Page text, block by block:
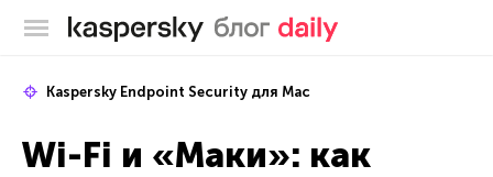
Блог Касперского
Kaspersky Endpoint Security для Mac
Wi-Fi и «Маки»: как